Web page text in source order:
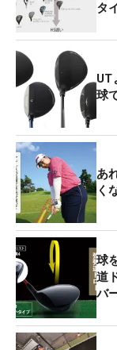
タ
UT
球
あ
く
球
道
バ